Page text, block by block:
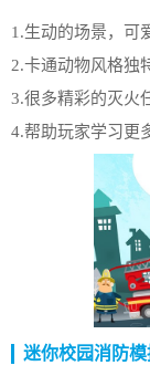
1.生动的场景，可
2.卡通动物风格独
3.很多精彩的灭火
4.帮助玩家学习更
迷你校园消防